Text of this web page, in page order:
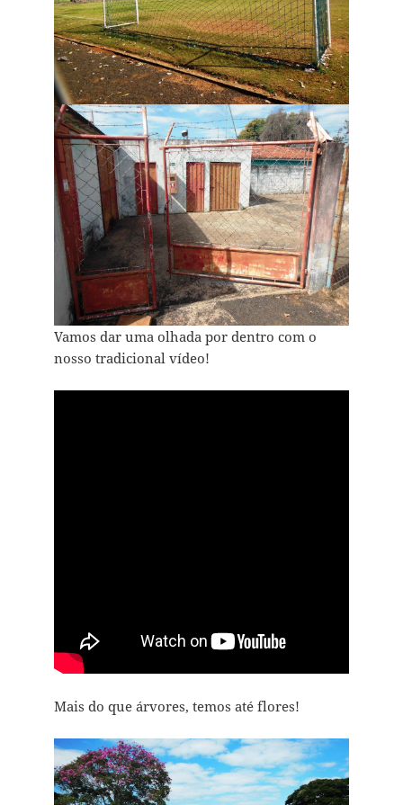
Vamos dar uma olhada por dentro com o
nosso tradicional vídeo!
Mais do que árvores, temos até flores!